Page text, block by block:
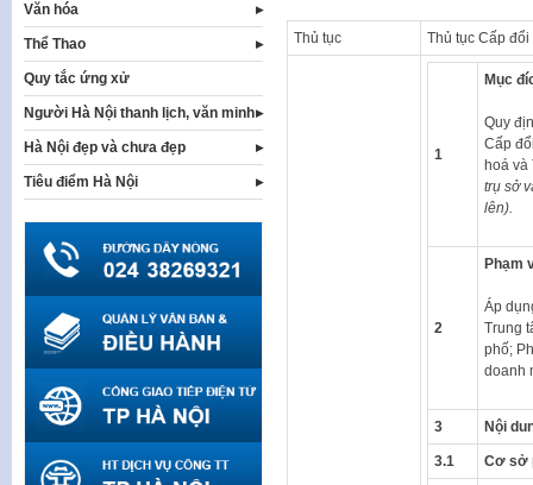
Thủ tục Thủ tục Cấp
1
Mục
Quy
Cấp
hoá và
trụ sở
lên).
2
Phạm
Áp
Trung
phố;
doanh
3 Nội
3.1 Cơ sở
Văn hóa
Thể Thao
Quy tắc ứng xử
Người Hà Nội thanh lịch, văn minh
Hà Nội đẹp và chưa đẹp
Tiêu điểm Hà Nội